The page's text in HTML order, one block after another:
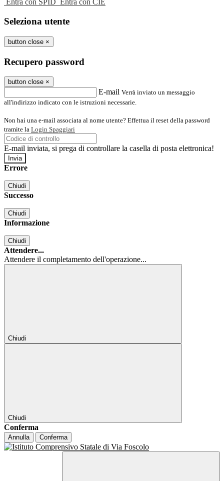
Entra con SPID Entra con CIE
Seleziona utente
button close ×
Recupero password
button close ×
E-mail Verrà inviato un messaggio
all'indirizzo indicato con le istruzioni necessarie.
Non hai una e-mail associata al nome utente? Effettua il reset della password
tramite la Login Spaggiari
E-mail inviata, si prega di controllare la casella di posta elettronica!
Errore
Chiudi
Successo
Chiudi
Informazione
Chiudi
Attendere...
Attendere il completamento dell'operazione...
Chiudi
Chiudi
Conferma
Annulla Conferma